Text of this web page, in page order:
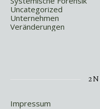
Uncategorized
Unternehmen
Veränderungen
Impressum